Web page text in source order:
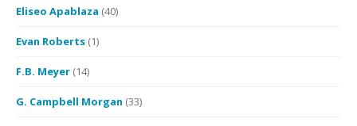
Eliseo Apablaza (40)
Evan Roberts (1)
F.B. Meyer (14)
G. Campbell Morgan (33)